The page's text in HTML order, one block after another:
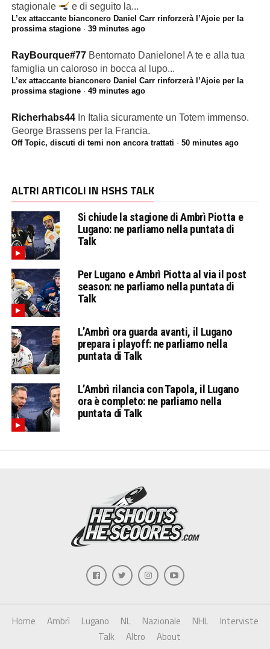
stagionale
e di seguito la...
L’ex attaccante bianconero Daniel Carr rinforzerà l’Ajoie per la
prossima stagione· 39 minutes ago
RayBourque#77 Bentornato Danielone! A te e alla tua
famiglia un caloroso in bocca al lupo...
L’ex attaccante bianconero Daniel Carr rinforzerà l’Ajoie per la
prossima stagione· 49 minutes ago
Richerhabs44 In Italia sicuramente un Totem immenso.
George Brassens per la Francia.
Off Topic, discuti di temi non ancora trattati · 50 minutes ago
ALTRI ARTICOLI IN HSHS TALK
Si chiude la stagione di Ambrì Piotta e
Lugano: ne parliamo nella puntata di
Talk
Per Lugano e Ambrì Piotta al via il post
season: ne parliamo nella puntata di
Talk
L’Ambrì ora guarda avanti, il Lugano
prepara i playoff: ne parliamo nella
puntata di Talk
L’Ambrì rilancia con Tapola, il Lugano
ora è completo: ne parliamo nella
puntata di Talk
Home Ambrì Lugano NL Nazionale NHL
Interviste
Talk
Altro About